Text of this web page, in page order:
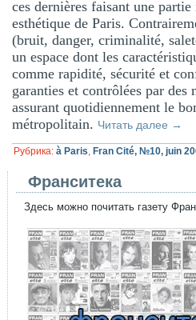
ces dernières faisant une
esthétique de Paris.
(bruit, danger, criminalité,
un espace dont les
comme rapidité, sécurité et
garanties et contrôlées par des
assurant quotidiennement le
métropolitain. Читать далее →
Рубрика: à Paris, Fran Cité, №10, juin
Франситека
Здесь можно почитать газету